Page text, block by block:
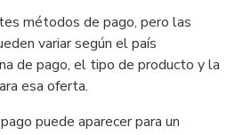
métodos de pago, pero las
variar según el país
de pago, el tipo de producto y la
esa oferta.
puede aparecer para un